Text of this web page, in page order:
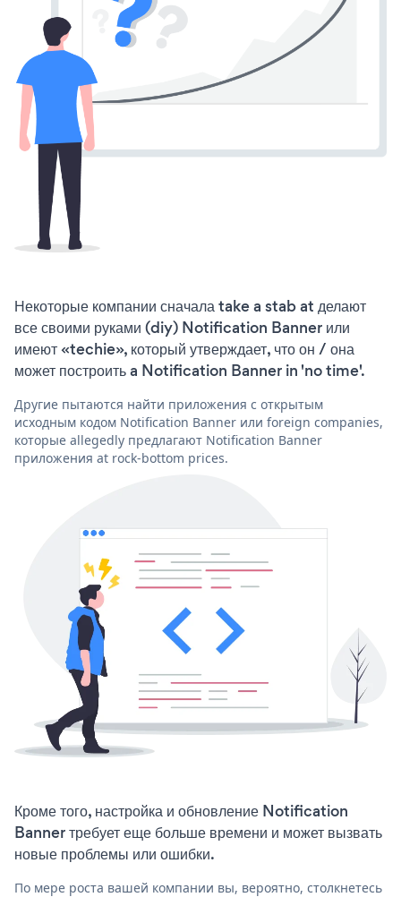
Некоторые компании сначала take a stab at делают
все своими руками (diy) Notification Banner или
имеют «techie», который утверждает, что он / она
может построить a Notification Banner in 'no time'.
Другие пытаются найти приложения с открытым
исходным кодом Notification Banner или foreign companies,
которые allegedly предлагают Notification Banner
приложения at rock-bottom prices.
Кроме того, настройка и обновление Notification
Banner требует еще больше времени и может вызвать
новые проблемы или ошибки.
По мере роста вашей компании вы, вероятно, столкнетесь